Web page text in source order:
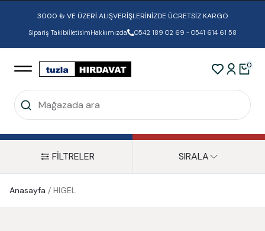
3000 ₺ VE ÜZERİ ALIŞVERİŞLERİNİZDE ÜCRETSİZ KARGO
Sipariş TakibiİletisimHakkımızda 0542 189 02 69 - 0541 614 61 58
0
FİLTRELER SIRALA
Anasayfa / HIGEL